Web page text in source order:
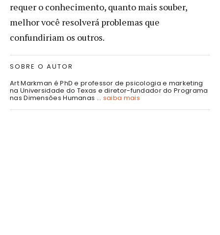
requer o conhecimento, quanto mais souber,
melhor você resolverá problemas que
confundiriam os outros.
SOBRE O AUTOR
Art Markman é PhD e professor de psicologia e marketing
na Universidade do Texas e diretor-fundador do Programa
nas Dimensões Humanas ... saiba mais